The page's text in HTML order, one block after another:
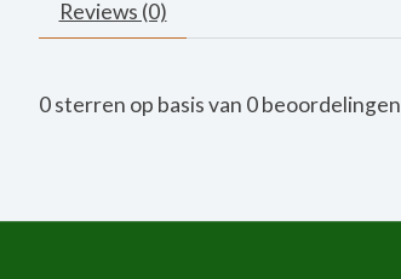
Reviews (0)
0sterren op basis van 0beoordelingen